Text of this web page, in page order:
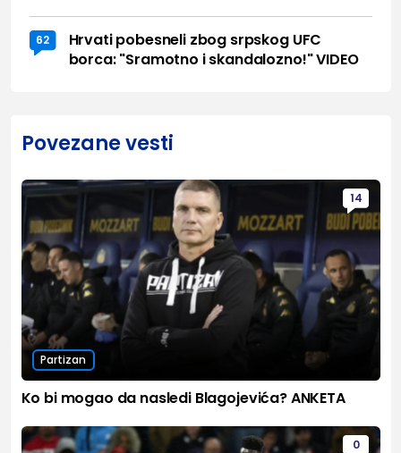
62
Hrvati pobesneli zbog srpskog UFC
borca: "Sramotno i skandalozno!" VIDEO
Povezane vesti
14
Partizan
Ko bi mogao da nasledi Blagojevića? ANKETA
0